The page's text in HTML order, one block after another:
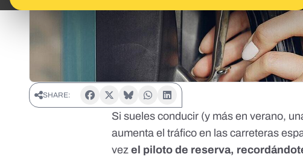
SHARE:
Si sueles conducir (y más en verano,
aumenta el tráfico en las carreteras
vez el piloto de reserva,